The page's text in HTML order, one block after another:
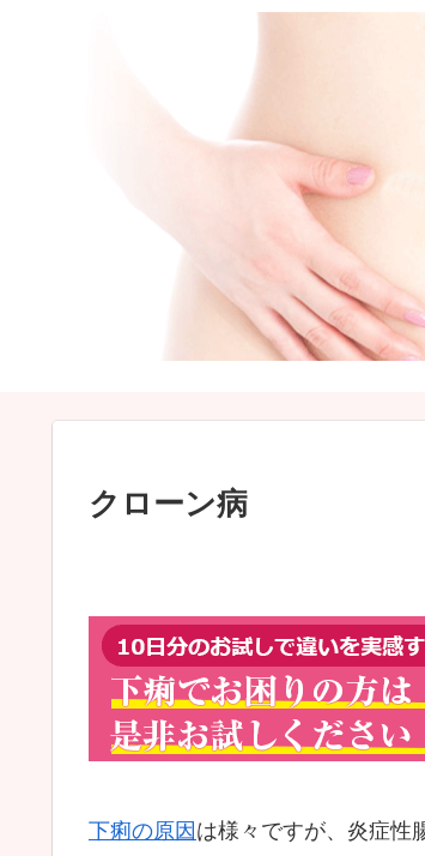
クローン病
下痢の原因 は様々ですが、炎症性